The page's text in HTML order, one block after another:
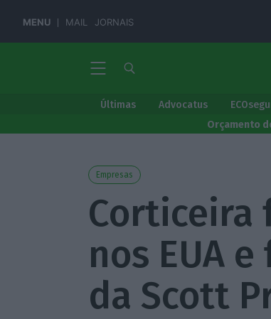
MENU MAIL JORNAIS
Últimas Advocatus
Orçamento
Empresas
Corticeira
nos EUA
da Scott